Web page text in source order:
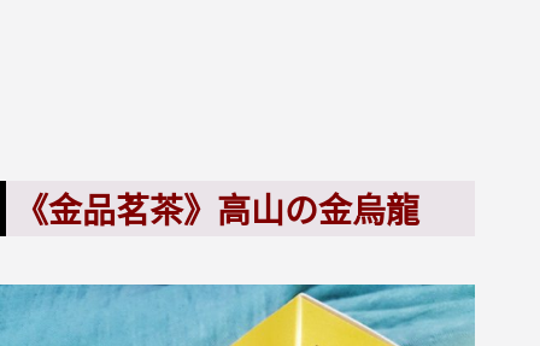
《金品茗茶》高山の金烏龍